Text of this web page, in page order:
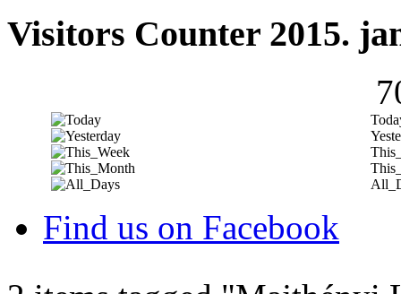
Visitors Counter 2015.
Find us on Facebook